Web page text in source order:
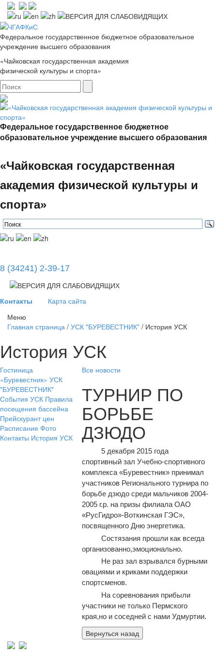
Федеральное государственное бюджетное образовательное
учреждение высшего образования
«Чайковская государственная академия
физической культуры и спорта»
Федеральное государственное бюджетное
образовательное учреждение высшего образования
«Чайковская государственная
академия физической культуры и
спорта»
8 (34241) 2-39-17
Контакты Карта сайта
Меню
Главная страница / УСК "БУРЕВЕСТНИК" / История УСК
История УСК
Гостиница
«Буревестник» УСК
"БУРЕВЕСТНИК"
События УСК Правила
посещения бассейна
Прейскурант цен
Расписание Фото
Контакты История УСК
Все новости
ТУРНИР ПО
БОРЬБЕ
ДЗЮДО
5 декабря 2015 года
спортивный зал Учебно-спортивного
комплекса «Буревестник» принимал
участников Регионального турнира по
борьбе дзюдо среди мальчиков 2004-
2005 г.р. на призы филиала ОАО
«РусГидро»-Воткинская ГЭС»,
посвященного Дню энергетика.
Состязания прошли как всегда
организованно,эмоционально.
Не раз зал взрывался бурными
овациями и криками поддержки
спортсменов.
На соревнования прибыли
участники не только Пермского
края,но и соседней с нами Удмуртии.